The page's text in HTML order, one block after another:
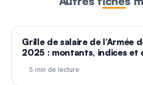
Grille de salaire de l’Armée
2025 : montants, indices et
5 min de lecture